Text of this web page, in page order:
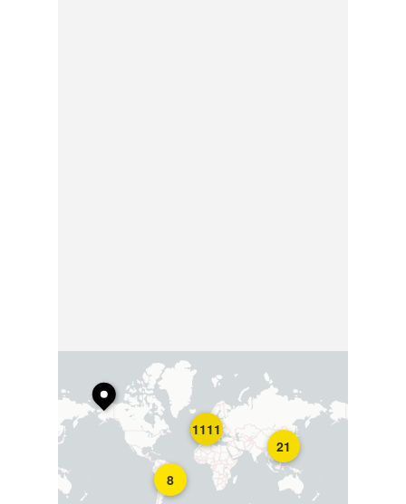
8
21
1111